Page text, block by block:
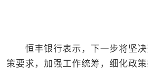
恒丰银行表示，
下一步将坚
策要求，加强工作统筹，细化政